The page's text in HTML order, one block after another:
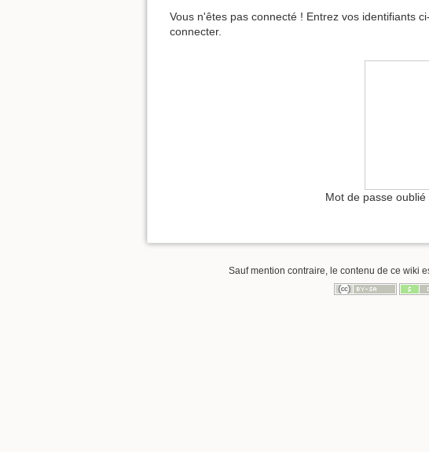
Vous n'êtes pas connecté ! Entrez vos identifiants
connecter.
Mot de passe
Sauf mention contraire, le contenu de ce wiki